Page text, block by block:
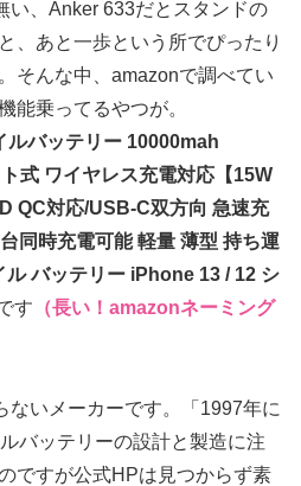
い、Anker 633だとスタンドの
、あと一歩という所でぴったり
そんな中、amazonで調べてい
能乗ってるやつが。
ルバッテリー 10000mah
式 ワイヤレス充電対応【15W
QC対応/USB-C双方向 急速充
同時充電可能 軽量 薄型 持ち運
ル バッテリー iPhone 13 / 12 シ
す （長い！amazonネーミング
ないメーカーです。「1997年に
バッテリーの設計と製造に注
ですが公式HPは見つからず素